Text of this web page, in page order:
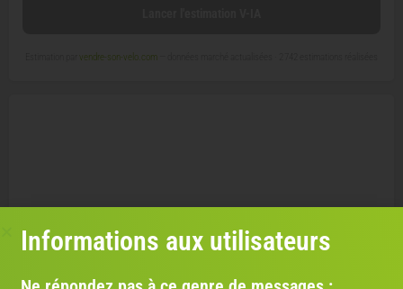
vendre-son-velo.com
Informations aux utilisateurs